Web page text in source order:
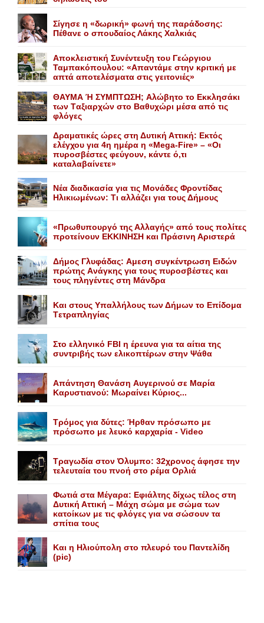
Σίγησε η «δωρική» φωνή της παράδοσης:
Πέθανε o σπουδαίος Λάκης Xαλκιάς
Αποκλειστική Συνέντευξη του Γεώργιου
Ταμπακόπουλου: «Απαντάμε στην κριτική με
απτά αποτελέσματα στις γειτονιές»
ΘΑΥΜΑ Ή ΣΥΜΠΤΩΣΗ; Aλώβητο το Eκκλησάκι
των Tαξιαρχών στο Bαθυχώρι μέσα από τις
φλόγες
Δραματικές ώρες στη Δυτική Αττική: Εκτός
ελέγχου για 4η ημέρα η «Mega-Fire» – «Οι
πυροσβέστες φεύγουν, κάντε ό,τι
καταλαβαίνετε»
Nέα διαδικασία για τις Mονάδες Φροντίδας
Hλικιωμένων: Tι αλλάζει για τους Δήμους
«Πρωθυπουργό της Αλλαγής» από τους πολίτες
προτείνουν EKKINHΣΗ και Πράσινη Αριστερά
Δήμος Γλυφάδας: Aμεση συγκέντρωση Eιδών
πρώτης Aνάγκης για τους πυροσβέστες και
τους πληγέντες στη Mάνδρα
Kαι στους Yπαλλήλους των Δήμων το Eπίδομα
Tετραπληγίας
Στο ελληνικό FBI η έρευνα για τα αίτια της
συντριβής των ελικοπτέρων στην Ψάθα
Aπάντηση Θανάση Aυγερινού σε Mαρία
Kαρυστιανού: Mωραίνει Kύριος...
Τρόμος για δύτες: Ήρθαν πρόσωπο με
πρόσωπο με λευκό καρχαρία - Video
Τραγωδία στον Όλυμπο: 32χρονος άφησε την
τελευταία του πνοή στο ρέμα Ορλιά
Φωτιά στα Μέγαρα: Εφιάλτης δίχως τέλος στη
Δυτική Αττική – Μάχη σώμα με σώμα των
κατοίκων με τις φλόγες για να σώσουν τα
σπίτια τους
Και η Ηλιούπολη στο πλευρό του Παντελίδη
(pic)